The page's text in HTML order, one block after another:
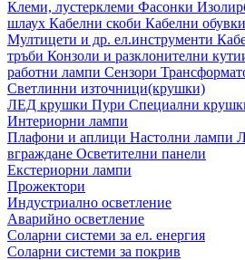
Клеми, лустерклеми Фасонки
шлаух Кабелни скоби Кабелни
Мултицети и др. ел.инструменти
тръби Конзоли и разклонителни
работни лампи Сензори
Светлинни източници(крушки)
ЛЕД крушки Пури Специални
Интериорни лампи
Плафони и аплици Настолни лампи
вграждане Осветителни панели
Екстериорни лампи
Прожектори
Индустриално осветление
Аварийно осветление
Соларни системи за ел. енергия
Соларни системи за покрив